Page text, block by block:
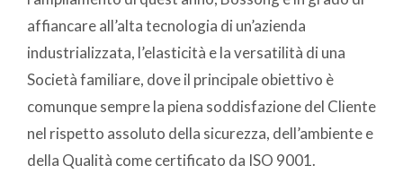
affiancare all’alta tecnologia di un’azienda
industrializzata, l’elasticità e la versatilità di una
Società familiare, dove il principale obiettivo è
comunque sempre la piena soddisfazione del Cliente
nel rispetto assoluto della sicurezza, dell’ambiente e
della Qualità come certificato da ISO 9001.